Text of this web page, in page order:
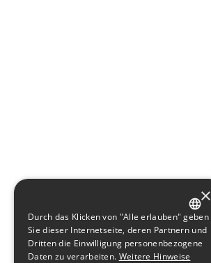
GERMAN
ENGLISH
×
Durch das Klicken von "Alle erlauben" geben
Sie dieser Internetseite, deren Partnern und
Dritten die Einwilligung personenbezogene
Daten zu verarbeiten. Weitere Hinweise